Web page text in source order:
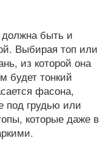
быть и
Выбирая топ или
из которой она
будет тонкий
фасона,
под грудью или
которые даже в